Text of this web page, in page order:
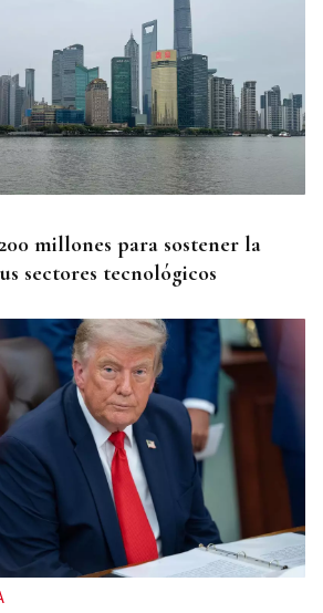
millones para sostener la
sectores tecnológicos